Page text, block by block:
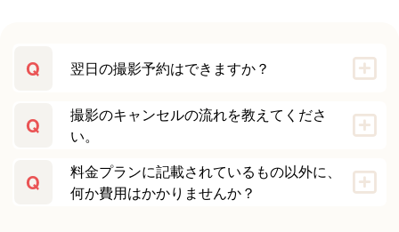
Q 翌日の撮影予約はできますか？
Q
撮影のキャンセルの流れを教えてくださ
い。
Q
料金プランに記載されているもの以外に、
何か費用はかかりませんか？